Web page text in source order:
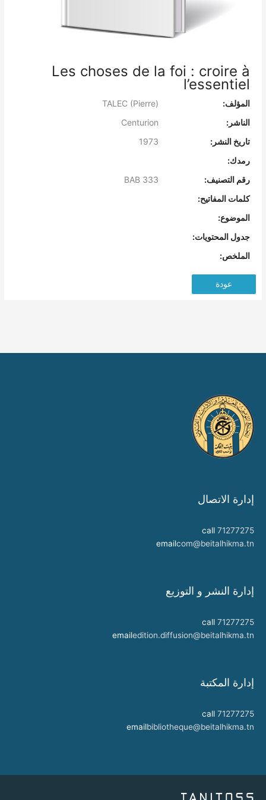
Les choses de la foi : croire à
l’essentiel
المؤلف:
الناشر:
تاريخ النشر:
رمدك:
رقم التصنيف:
كلمات المفاتيح:
الموضوع:
جدول المحتويات:
الملخص:
عودة
إدارة الاتصال
call 71277275
emailcom@beitalhikma.tn
إدارة النشر و التوزيع
call 71277275
emailedition.diffusion@beitalhikma.tn
إدارة المكتبة
call 71277275
emailbibliotheque@beitalhikma.tn